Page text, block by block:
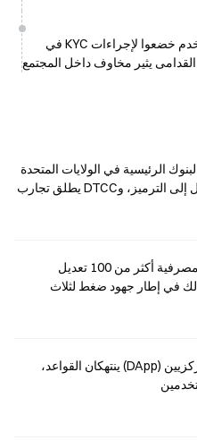
شبكة Pi تسجل 18.1 مليون مستخدم خضعوا لإجراءات KYC في
يثير مخاوف داخل المجتمع
الرئيسية في الولايات المتحدة
تتشكل لديها قناعة مشتركة تجاه التحول إلى الترميز، وDTCC يطلق تجارب
قدمت لجنة مجلس الشيوخ للشؤون المصرفية أكثر من 100 تعديل
في إطار جهود ضغط لثلاث
قامت Pi Network بإزالة تطبيقين لامركزيين (DApp) ينتهكان القواعد،